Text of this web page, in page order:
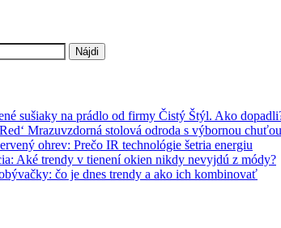
sušiaky na prádlo od firmy Čistý Štýl. Ako
Mrazuvzdorná stolová odroda s výbornou chuťou
ohrev: Prečo IR technológie šetria energiu
Aké trendy v tienení okien nikdy nevyjdú z módy?
čo je dnes trendy a ako ich kombinovať